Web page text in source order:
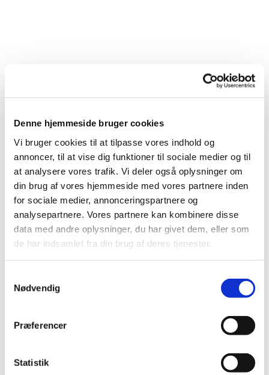
Denne hjemmeside bruger cookies
Vi bruger cookies til at tilpasse vores indhold og
annoncer, til at vise dig funktioner til sociale medier og til
at analysere vores trafik. Vi deler også oplysninger om
din brug af vores hjemmeside med vores partnere inden
for sociale medier, annonceringspartnere og
analysepartnere. Vores partnere kan kombinere disse
data med andre oplysninger, du har givet dem, eller som
de har indsamlet fra din brug af deres tjenester.
Nødvendig
Præferencer
Statistik
Du vil måske også kunne
lide...